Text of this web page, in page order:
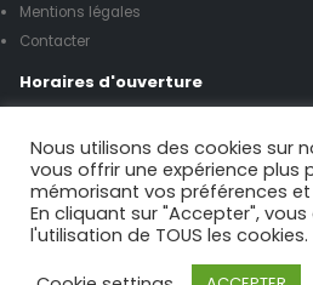
Mentions légales
Contacter
Horaires d'ouverture
Samedi de 9h00 à 12h00
Nous utilisons des cookies sur
vous offrir une expérience plus
mémorisant vos préférences
En cliquant sur "Accepter",
l'utilisation de TOUS les cookies.